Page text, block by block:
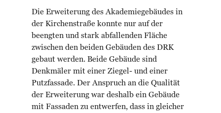
Die Erweiterung des Akademiegebäudes in
der Kirchenstraße konnte nur auf der
beengten und stark abfallenden Fläche
zwischen den beiden Gebäuden des DRK
gebaut werden. Beide Gebäude sind
Denkmäler mit einer Ziegel- und einer
Putzfassade. Der Anspruch an die Qualität
der Erweiterung war deshalb ein Gebäude
mit Fassaden zu entwerfen, dass in gleicher